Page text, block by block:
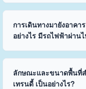
การเดินทางมายังอาค
อย่างไร มีรถไฟฟ้าผ่าน
ลักษณะและขนาดพื้นที่ส
เทรนดี้ เป็นอย่างไร?